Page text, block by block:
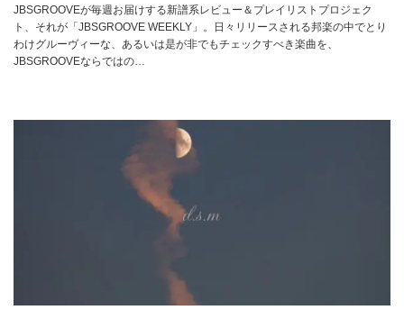
JBSGROOVEが毎週お届けする新譜系レビュー＆プレイリストプロジェク
ト、それが「JBSGROOVE WEEKLY」。日々リリースされる邦楽の中でとり
わけグルーヴィーな、あるいは是が非でもチェックすべき楽曲を、
JBSGROOVEならではの…